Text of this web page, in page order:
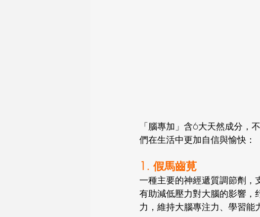
「腦專加」含6大天然成分，
們在生活中更加自信與愉快：
1. 假馬齒莧
一種主要的神經遞質調節劑，
有助減低壓力對大腦的影響，
力，維持大腦專注力、學習能